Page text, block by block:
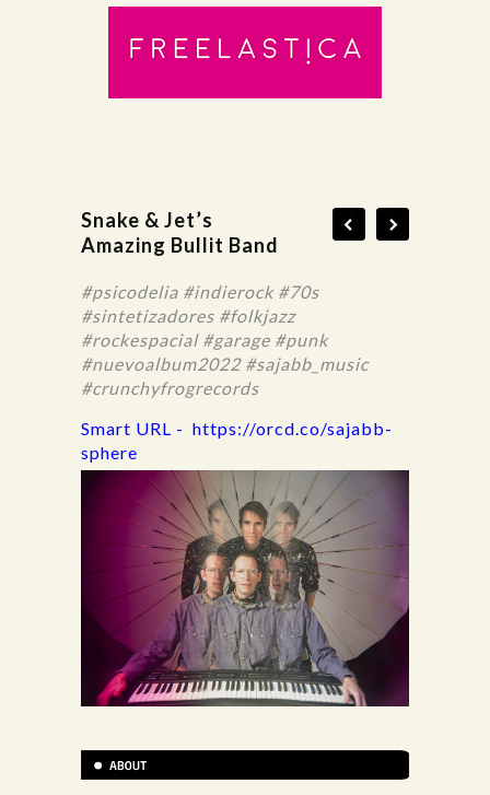
Snake & Jet’s
Amazing Bullit Band
#psicodelia #indierock #70s
#sintetizadores #folkjazz
#rockespacial #garage #punk
#nuevoalbum2022 #sajabb_music
#crunchyfrogrecords
Smart URL - https://orcd.co/sajabb-
sphere